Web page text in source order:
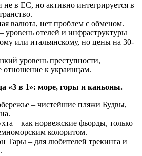
не в ЕС, но активно интегрируется в
валюта, нет проблем с обменом.
уровень отелей и инфраструктуры
или итальянскому, но цены на 30-
уровень преступности,
отношение к украинцам.
«3 в 1»: море, горы и каньоны.
– чистейшие пляжи Будвы,
– как норвежские фьорды, только
колоритом.
Тары – для любителей трекинга и